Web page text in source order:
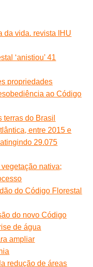
da vida. revista IHU
‘anistiou’ 41
propriedades
ao Código
do Brasil
entre 2015 e
29.075
nativa;
do Código Florestal
do novo Código
de água
ampliar
redução de áreas